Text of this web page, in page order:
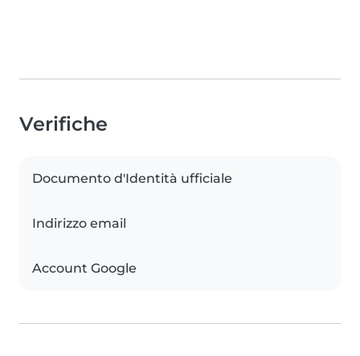
Verifiche
Documento d'Identità ufficiale
Indirizzo email
Account Google